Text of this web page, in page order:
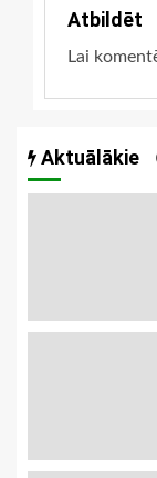
Atbildēt
Lai
Aktuālākie